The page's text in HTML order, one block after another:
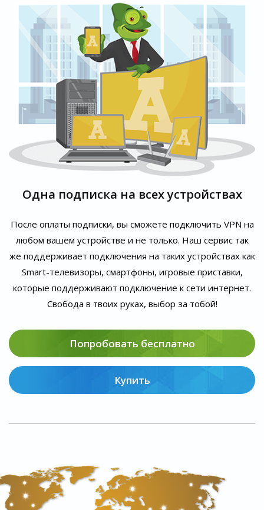
Одна подписка на всех устройствах
После оплаты подписки, вы сможете подключить VPN на
любом вашем устройстве и не только. Наш сервис так
же поддерживает подключения на таких устройствах как
Smart-телевизоры, смартфоны, игровые приставки,
которые поддерживают подключение к сети интернет.
Свобода в твоих руках, выбор за тобой!
Попробовать бесплатно
Купить